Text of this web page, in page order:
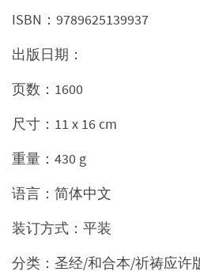
ISBN：9789625139937
出版日期：
页数：1600
尺寸：11 x 16 cm
重量：430 g
语言：简体中文
装订方式：平装
分类：圣经/和合本/祈祷应许